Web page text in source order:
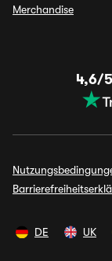
Merchandise
4,6/5
DE UK